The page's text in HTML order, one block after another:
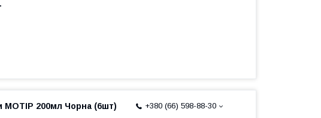
+380 (66) 598-88-30
MOTIP 200мл Чорна (6шт)